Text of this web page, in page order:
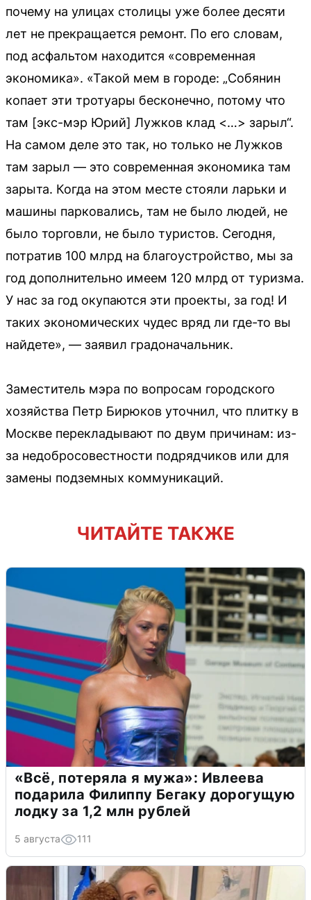
почему на улицах столицы уже более десяти
лет не прекращается ремонт. По его словам,
под асфальтом находится «современная
экономика». «Такой мем в городе: „Собянин
копает эти тротуары бесконечно, потому что
там [экс-мэр Юрий] Лужков клад <…> зарыл“.
На самом деле это так, но только не Лужков
там зарыл — это современная экономика там
зарыта. Когда на этом месте стояли ларьки и
машины парковались, там не было людей, не
было торговли, не было туристов. Сегодня,
потратив 100 млрд на благоустройство, мы за
год дополнительно имеем 120 млрд от туризма.
У нас за год окупаются эти проекты, за год! И
таких экономических чудес вряд ли где-то вы
найдете», — заявил градоначальник.
Заместитель мэра по вопросам городского
хозяйства Петр Бирюков уточнил, что плитку в
Москве перекладывают по двум причинам: из-
за недобросовестности подрядчиков или для
замены подземных коммуникаций.
ЧИТАЙТЕ ТАКЖЕ
«Всё, потеряла я мужа»: Ивлеева
подарила Филиппу Бегаку дорогущую
лодку за 1,2 млн рублей
5 августа 111